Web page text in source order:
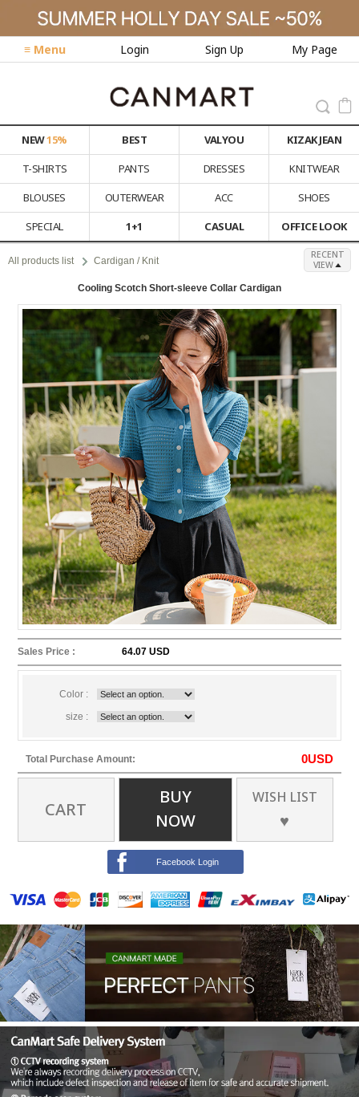
≡ Menu Login Sign Up My Page
NEW15% BEST VALYOU
KIZAK JEAN
T-SHIRTS
PANTS DRESSES
KNITWEAR
BLOUSES
OUTERWEAR ACC
SHOES
SPECIAL
1+1 CASUAL OFFICE LOOK
All products list Cardigan / Knit
RECENT
VIEW
Cooling Scotch Short-sleeve Collar Cardigan
Sales Price : 64.07 USD
Color :
size :
Total Purchase Amount: 0USD
CART
BUY
NOW
WISH LIST
♥
Facebook Login